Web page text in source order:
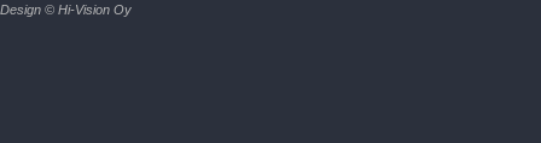
Design © Hi-Vision Oy